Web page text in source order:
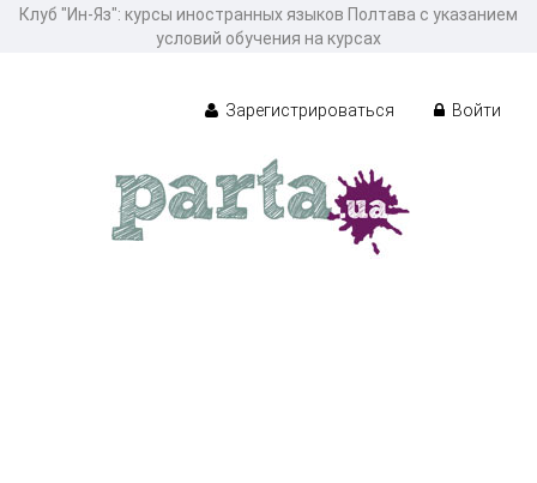
Клуб "Ин-Яз": курсы иностранных языков Полтава с указанием
условий обучения на курсах
Зарегистрироваться Войти